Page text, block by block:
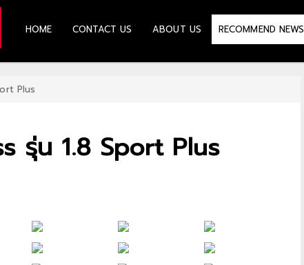
HOME CONTACT US ABOUT US RECOMMEND NEWS
Plus
รุ่น 1.8 Sport Plus